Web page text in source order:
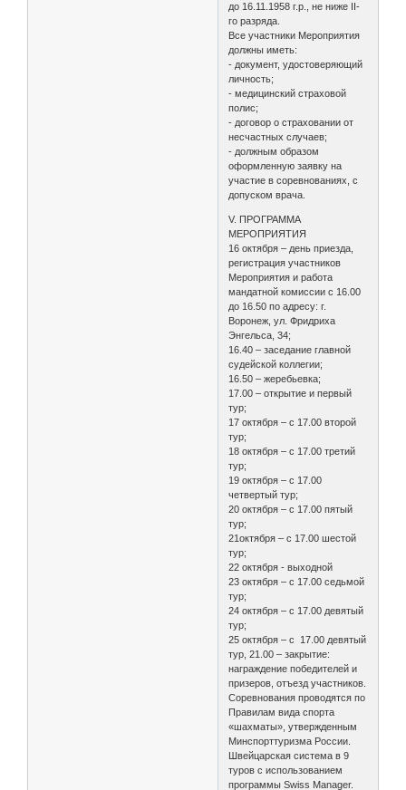
до 16.11.1958 г.р., не ниже II-
го разряда.
Все участники Мероприятия
должны иметь:
- документ, удостоверяющий
личность;
- медицинский страховой
полис;
- договор о страховании от
несчастных случаев;
- должным образом
оформленную заявку на
участие в соревнованиях, с
допуском врача.
V. ПРОГРАММА
МЕРОПРИЯТИЯ
16 октября – день приезда,
регистрация участников
Мероприятия и работа
мандатной комиссии с 16.00
до 16.50 по адресу: г.
Воронеж, ул. Фридриха
Энгельса, 34;
16.40 – заседание главной
судейской коллегии;
16.50 – жеребьевка;
17.00 – открытие и первый
тур;
17 октября – с 17.00 второй
тур;
18 октября – с 17.00 третий
тур;
19 октября – с 17.00
четвертый тур;
20 октября – с 17.00 пятый
тур;
21октября – с 17.00 шестой
тур;
22 октября - выходной
23 октября – с 17.00 седьмой
тур;
24 октября – с 17.00 девятый
тур;
25 октября – с 17.00 девятый
тур, 21.00 – закрытие:
награждение победителей и
призеров, отъезд участников.
Соревнования проводятся по
Правилам вида спорта
«шахматы», утвержденным
Минспорттуризма России.
Швейцарская система в 9
туров с использованием
программы Swiss Manager.